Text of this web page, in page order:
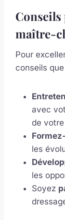
maître-
Pour
conseils
avec
de
les
les
Soyez